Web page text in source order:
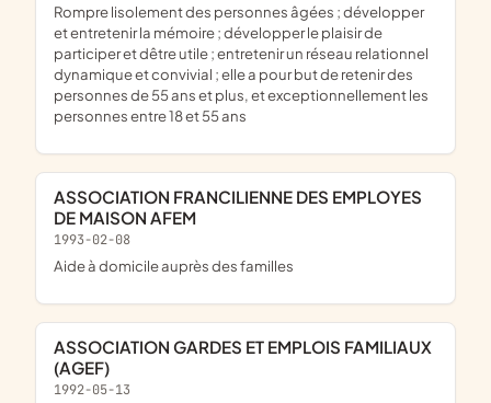
rompre lisolement des personnes âgées ; développer
et entretenir la mémoire ; développer le plaisir de
participer et dêtre utile ; entretenir un réseau relationnel
dynamique et convivial ; elle a pour but de retenir des
personnes de 55 ans et plus, et exceptionnellement les
personnes entre 18 et 55 ans
ASSOCIATION FRANCILIENNE DES EMPLOYES
DE MAISON AFEM
1993-02-08
aide à domicile auprès des familles
ASSOCIATION GARDES ET EMPLOIS FAMILIAUX
(AGEF)
1992-05-13